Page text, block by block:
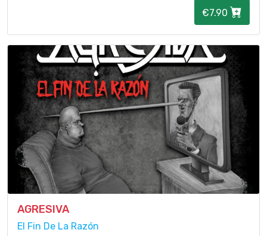
€7.90
AGRESIVA
El Fin De La Razón